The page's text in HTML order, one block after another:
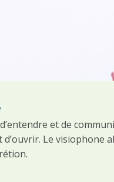
et de
Le visiophone